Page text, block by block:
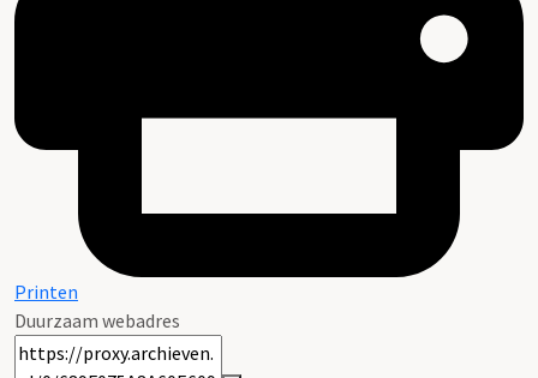
Printen
Duurzaam webadres